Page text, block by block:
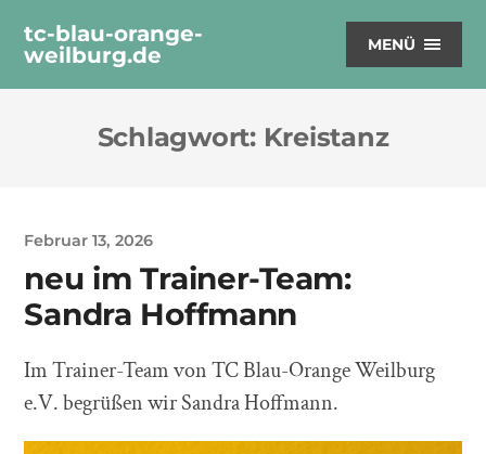
tc-blau-orange-
weilburg.de
MENÜ
Schlagwort: Kreistanz
Februar 13, 2026
neu im Trainer-Team:
Sandra Hoffmann
Im Trainer-Team von TC Blau-Orange Weilburg
e.V. begrüßen wir Sandra Hoffmann.